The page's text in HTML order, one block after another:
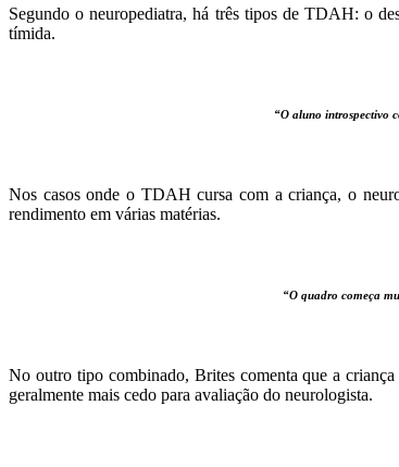
Segundo o neuropediatra, há três tipos de TDAH: o
tímida.
“O aluno introspectivo
Nos casos onde o TDAH cursa com a criança, o
rendimento em várias matérias.
“O quadro começa
No outro tipo combinado, Brites comenta que a
geralmente mais cedo para avaliação do neurologista.